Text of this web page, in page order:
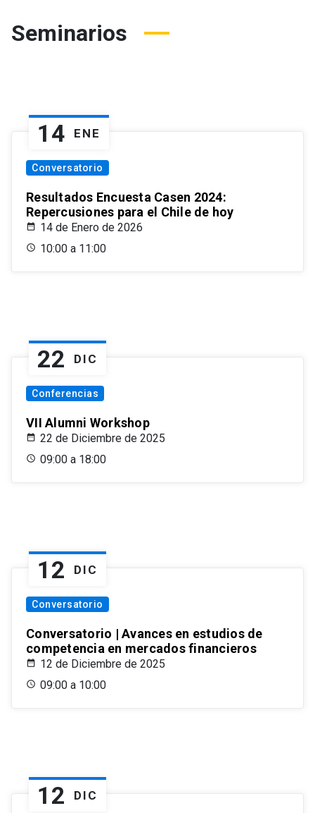
Seminarios
14 ENE
Conversatorio
Resultados Encuesta Casen 2024:
Repercusiones para el Chile de hoy
14 de Enero de 2026
10:00 a 11:00
22 DIC
Conferencias
VII Alumni Workshop
22 de Diciembre de 2025
09:00 a 18:00
12 DIC
Conversatorio
Conversatorio | Avances en estudios de
competencia en mercados financieros
12 de Diciembre de 2025
09:00 a 10:00
12 DIC